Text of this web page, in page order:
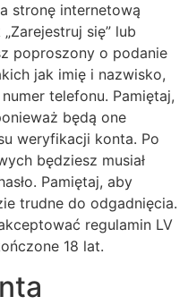
stronę internetową
się” lub
poproszony o podanie
jak imię i nazwisko,
telefonu. Pamiętaj,
będą one
weryfikacji konta. Po
będziesz musiał
Pamiętaj, aby
trudne do odgadnięcia.
regulamin LV
18 lat.